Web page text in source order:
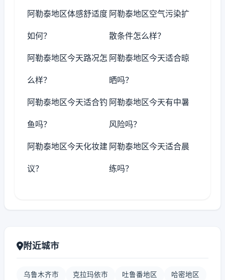
阿勒泰地区体感舒适度
如何？
阿勒泰地区空气污染扩
散条件怎么样？
阿勒泰地区今天路况怎
么样？
阿勒泰地区今天适合晾
晒吗？
阿勒泰地区今天适合钓
鱼吗？
阿勒泰地区今天有中暑
风险吗？
阿勒泰地区今天化妆建
议？
阿勒泰地区今天适合晨
练吗？
附近城市
乌鲁木齐市 克拉玛依市 吐鲁番地区 哈密地区